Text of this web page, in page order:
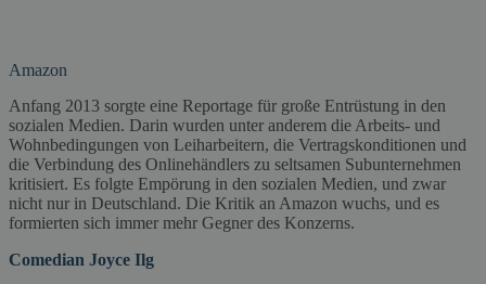
Amazon
Anfang 2013 sorgte eine Reportage für große Entrüstung in den
sozialen Medien. Darin wurden unter anderem die Arbeits- und
Wohnbedingungen von Leiharbeitern, die Vertragskonditionen und
die Verbindung des Onlinehändlers zu seltsamen Subunternehmen
kritisiert. Es folgte Empörung in den sozialen Medien, und zwar
nicht nur in Deutschland. Die Kritik an Amazon wuchs, und es
formierten sich immer mehr Gegner des Konzerns.
Comedian Joyce Ilg